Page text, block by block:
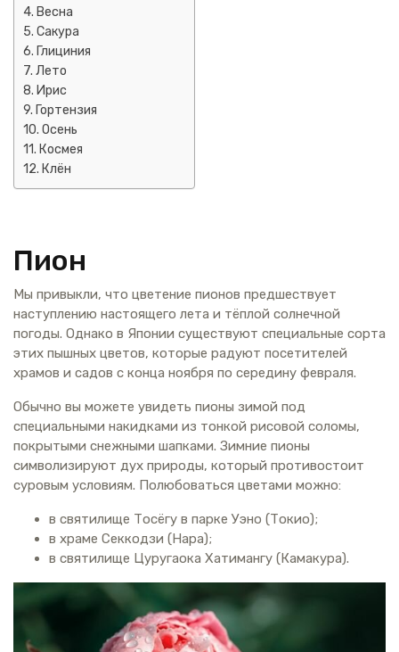
Весна
Сакура
Глициния
Лето
Ирис
Гортензия
Осень
Космея
Клён
Пион
Мы привыкли, что цветение пионов предшествует
наступлению настоящего лета и тёплой солнечной
погоды. Однако в Японии существуют специальные сорта
этих пышных цветов, которые радуют посетителей
храмов и садов с конца ноября по середину февраля.
Обычно вы можете увидеть пионы зимой под
специальными накидками из тонкой рисовой соломы,
покрытыми снежными шапками. Зимние пионы
символизируют дух природы, который противостоит
суровым условиям. Полюбоваться цветами можно:
в святилище Тосёгу в парке Уэно (Токио);
в храме Секкодзи (Нара);
в святилище Цуругаока Хатимангу (Камакура).